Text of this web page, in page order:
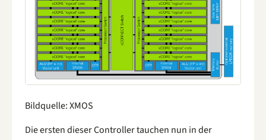
Bildquelle: XMOS
Die ersten dieser Controller tauchen nun in der